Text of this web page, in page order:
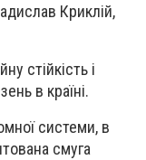
Криклій,
стійкість і
в країні.
системи, в
смуга